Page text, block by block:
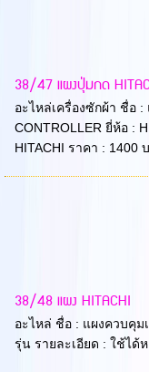
38/47 แผงปุ่มกด
อะไหล่เครื่องซักผ้า ชื่อ :
CONTROLLER ยี่ห้อ :
HITACHI ราคา : 1400
38/48 แผง HITACHI
อะไหล่ ชื่อ : แผงควบคุม
รุ่น รายละเอียด : ใช้ได้